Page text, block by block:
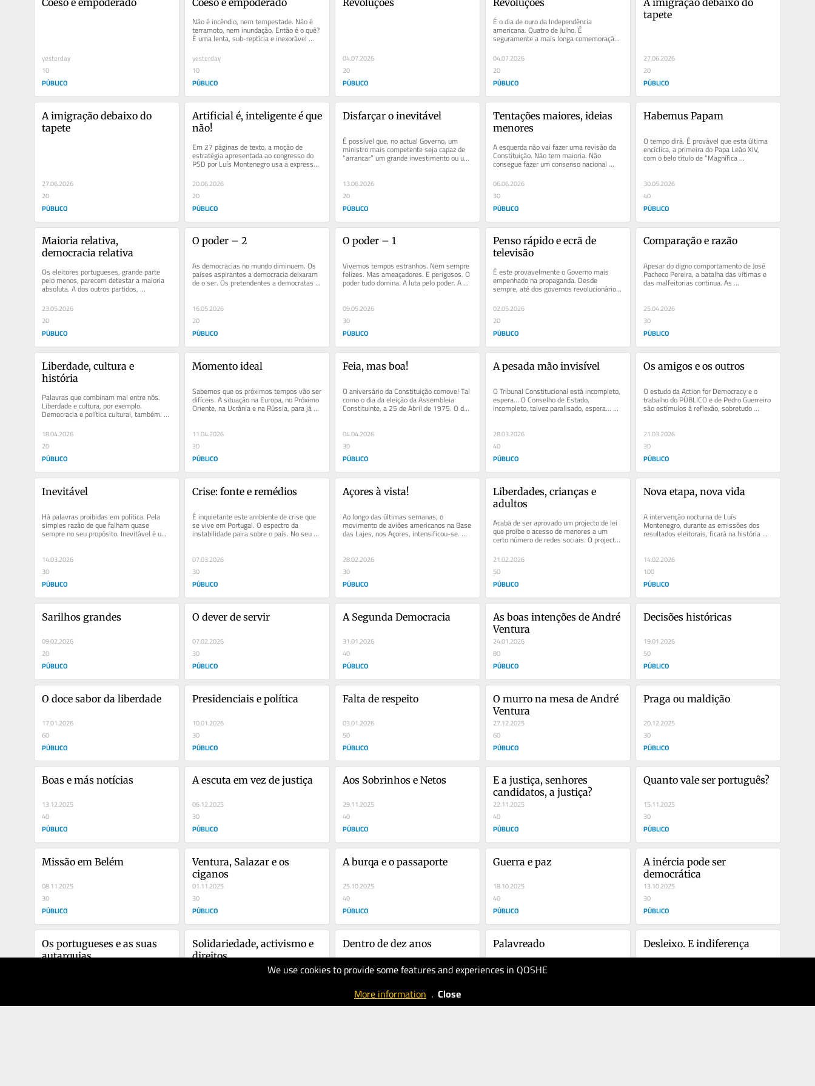
We use cookies to provide some features and experiences in QOSHE
More information . Close
yesterday
10
PÚBLICO
Não é incêndio, nem tempestade. Não é
terramoto, nem inundação. Então é o quê?
É uma lenta, sub-reptícia e inexorável
crise de declínio...
yesterday
10
PÚBLICO
04.07.2026
20
PÚBLICO
É o dia de ouro da Independência
americana. Quatro de Julho. É
seguramente a mais longa comemoração
persistente e intocada. Esta é
certamente...
04.07.2026
20
PÚBLICO
tapete
27.06.2026
20
PÚBLICO
A imigração debaixo do
tapete
27.06.2026
20
PÚBLICO
Artificial é, inteligente é que
não!
Em 27 páginas de texto, a moção de
estratégia apresentada ao congresso do
PSD por Luís Montenegro usa a expressão
“Portugal Maior” 90 vezes!...
20.06.2026
20
PÚBLICO
Disfarçar o inevitável
É possível que, no actual Governo, um
ministro mais competente seja capaz de
“arrancar” um grande investimento ou um
financiamento europeu acima...
13.06.2026
20
PÚBLICO
Tentações maiores, ideias
menores
A esquerda não vai fazer uma revisão da
Constituição. Não tem maioria. Não
consegue fazer um consenso nacional
equilibrado. Não tem vontade....
06.06.2026
30
PÚBLICO
Habemus Papam
O tempo dirá. É provável que esta última
encíclica, a primeira do Papa Leão XIV,
com o belo título de “Magnífica
30.05.2026
40
PÚBLICO
Maioria relativa,
democracia relativa
Os eleitores portugueses, grande parte
pelo menos, parecem detestar a maioria
absoluta. A dos outros partidos,
evidentemente, porque a do nosso é...
23.05.2026
20
PÚBLICO
O poder – 2
As democracias no mundo diminuem. Os
países aspirantes a democracia deixaram
de o ser. Os pretendentes a democratas
entenderam que é mais...
16.05.2026
20
PÚBLICO
O poder – 1
Vivemos tempos estranhos. Nem sempre
felizes. Mas ameaçadores. E perigosos. O
poder tudo domina. A luta pelo poder. A
conquista do poder. A...
09.05.2026
30
PÚBLICO
Penso rápido e ecrã de
televisão
É este provavelmente o Governo mais
empenhado na propaganda. Desde
sempre, até dos governos revolucionários
que, sob a aparência de popularidade,...
02.05.2026
20
PÚBLICO
Comparação e razão
Apesar do digno comportamento de José
Pacheco Pereira, a batalha das vítimas e
das malfeitorias continua. As
25.04.2026
30
PÚBLICO
Liberdade, cultura e
história
Palavras que combinam mal entre nós.
Liberdade e cultura, por exemplo.
Democracia e política cultural, também.
Memória e cultura, ainda. Ou, para...
18.04.2026
20
PÚBLICO
Momento ideal
Sabemos que os próximos tempos vão ser
difíceis. A situação na Europa, no Próximo
Oriente, na Ucrânia e na Rússia, para já
não falar da...
11.04.2026
30
PÚBLICO
Feia, mas boa!
O aniversário da Constituição comove! Tal
como o dia da eleição da Assembleia
Constituinte, a 25 de Abril de 1975. O da
sua primeira reunião, a...
04.04.2026
30
PÚBLICO
A pesada mão invisível
O Tribunal Constitucional está incompleto,
espera… O Conselho de Estado,
incompleto, talvez paralisado, espera… Os
conselhos superiores das...
28.03.2026
40
PÚBLICO
Os amigos e os outros
O estudo da Action for Democracy e o
trabalho do PÚBLICO e de Pedro Guerreiro
são estímulos à reflexão, sobretudo
quando as coisas estão...
21.03.2026
30
PÚBLICO
Inevitável
Há palavras proibidas em política. Pela
simples razão de que falham quase
sempre no seu propósito. Inevitável é uma
delas. Tal como impossível,...
14.03.2026
30
PÚBLICO
Crise: fonte e remédios
É inquietante este ambiente de crise que
se vive em Portugal. O espectro da
instabilidade paira sobre o país. No seu
bairro, os cidadãos sentem-se...
07.03.2026
30
PÚBLICO
Açores à vista!
Ao longo das últimas semanas, o
movimento de aviões americanos na Base
das Lajes, nos Açores, intensificou-se.
Aumentou o número de aviões a...
28.02.2026
30
PÚBLICO
Liberdades, crianças e
adultos
Acaba de ser aprovado um projecto de lei
que proíbe o acesso de menores a um
certo número de redes sociais. O projecto
21.02.2026
50
PÚBLICO
Nova etapa, nova vida
A intervenção nocturna de Luís
Montenegro, durante as emissões dos
resultados eleitorais, ficará na história
como um dos piores exemplos de...
14.02.2026
100
PÚBLICO
Sarilhos grandes
09.02.2026
20
PÚBLICO
O dever de servir
07.02.2026
30
PÚBLICO
A Segunda Democracia
31.01.2026
40
PÚBLICO
As boas intenções de André
Ventura
24.01.2026
80
PÚBLICO
Decisões históricas
19.01.2026
50
PÚBLICO
O doce sabor da liberdade
17.01.2026
60
PÚBLICO
Presidenciais e política
10.01.2026
30
PÚBLICO
Falta de respeito
03.01.2026
50
PÚBLICO
O murro na mesa de André
Ventura
27.12.2025
60
PÚBLICO
Praga ou maldição
20.12.2025
30
PÚBLICO
Boas e más notícias
13.12.2025
40
PÚBLICO
A escuta em vez de justiça
06.12.2025
30
PÚBLICO
Aos Sobrinhos e Netos
29.11.2025
40
PÚBLICO
E a justiça, senhores
candidatos, a justiça?
22.11.2025
40
PÚBLICO
Quanto vale ser português?
15.11.2025
30
PÚBLICO
Missão em Belém
08.11.2025
30
PÚBLICO
Ventura, Salazar e os
ciganos
01.11.2025
30
PÚBLICO
A burqa e o passaporte
25.10.2025
40
PÚBLICO
Guerra e paz
18.10.2025
40
PÚBLICO
A inércia pode ser
democrática
13.10.2025
30
PÚBLICO
Os portugueses e as suas
autarquias
Solidariedade, activismo e
direitos
Dentro de dez anos
27.09.2025
50
PÚBLICO
Palavreado
20.09.2025
Desleixo. E indiferença